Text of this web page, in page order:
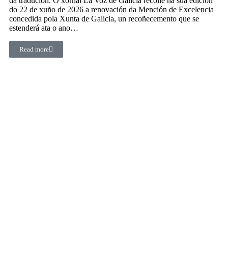
do 22 de xuño de 2026 a renovación da Mención de Excelencia
concedida pola Xunta de Galicia, un recoñecemento que se
estenderá ata o ano…
Read more